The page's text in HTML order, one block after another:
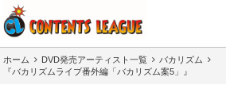
ホーム DVD発売アーティスト一覧
バカリズム
『バカリズムライブ番外編「バカリズム案5」』